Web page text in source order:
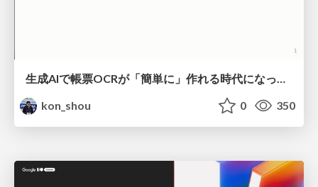
生成AIで帳票OCRが「簡単に」作れる時代になった？
kon_shou
0 350